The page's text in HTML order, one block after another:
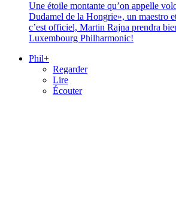
Une étoile montante qu’on appelle
Dudamel de la Hongrie», un maestro
c’est officiel, Martin Rajna prendra
Luxembourg Philharmonic!
Phil+
Regarder
Lire
Écouter